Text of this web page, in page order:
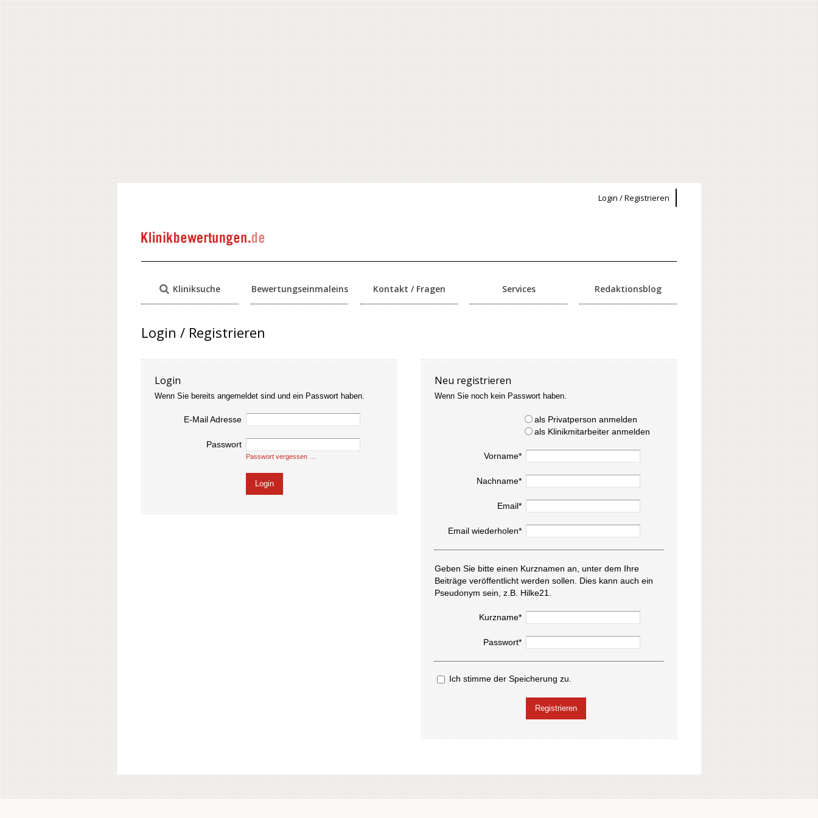
Login / Registrieren
Kliniksuche Bewertungseinmaleins Kontakt / Fragen Services Redaktionsblog
Login / Registrieren
Login
Wenn Sie bereits angemeldet sind und ein Passwort haben.
E-Mail Adresse
Passwort
Passwort vergessen …
Neu registrieren
Wenn Sie noch kein Passwort haben.
als Privatperson anmelden
als Klinikmitarbeiter anmelden
Vorname*
Nachname*
Email*
Email wiederholen*
Geben Sie bitte einen Kurznamen an, unter dem Ihre
Beiträge veröffentlicht werden sollen. Dies kann auch ein
Pseudonym sein, z.B. Hilke21.
Kurzname*
Passwort*
Ich stimme der Speicherung zu.